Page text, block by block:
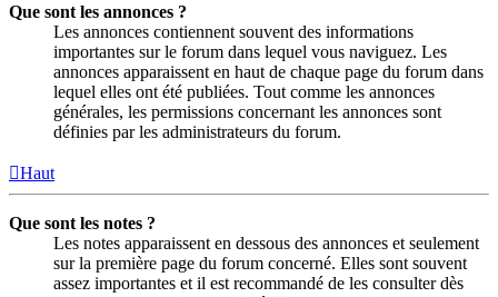
Que sont les annonces ?
Les annonces contiennent souvent des informations
importantes sur le forum dans lequel vous naviguez. Les
annonces apparaissent en haut de chaque page du forum dans
lequel elles ont été publiées. Tout comme les annonces
générales, les permissions concernant les annonces sont
définies par les administrateurs du forum.
Haut
Que sont les notes ?
Les notes apparaissent en dessous des annonces et seulement
sur la première page du forum concerné. Elles sont souvent
assez importantes et il est recommandé de les consulter dès